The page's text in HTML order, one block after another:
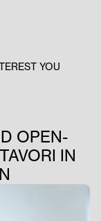
YOU
OPEN-
IN